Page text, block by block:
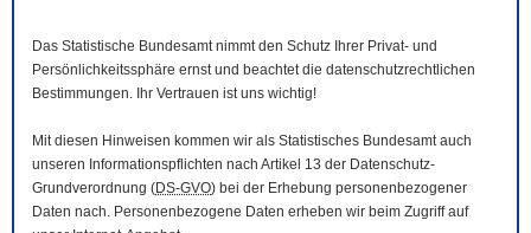
Das Statistische Bundesamt nimmt den Schutz Ihrer Privat- und
Persönlichkeitssphäre ernst und beachtet die datenschutzrechtlichen
Bestimmungen. Ihr Vertrauen ist uns wichtig!
Mit diesen Hinweisen kommen wir als Statistisches Bundesamt auch
unseren Informationspflichten nach Artikel 13 der Datenschutz-
Grundverordnung (DS-GVO) bei der Erhebung personenbezogener
Daten nach. Personenbezogene Daten erheben wir beim Zugriff auf